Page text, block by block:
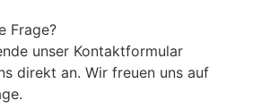
Frage?
unser Kontaktformular
direkt an. Wir freuen uns auf